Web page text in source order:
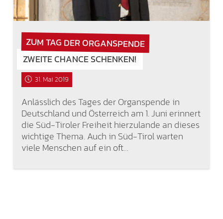
ZUM TAG DER ORGANSPENDE
ZWEITE CHANCE SCHENKEN!
31. Mai 2019
Anlässlich des Tages der Organspende in
Deutschland und Österreich am 1. Juni erinnert
die Süd-Tiroler Freiheit hierzulande an dieses
wichtige Thema. Auch in Süd-Tirol warten
viele Menschen auf ein oft…